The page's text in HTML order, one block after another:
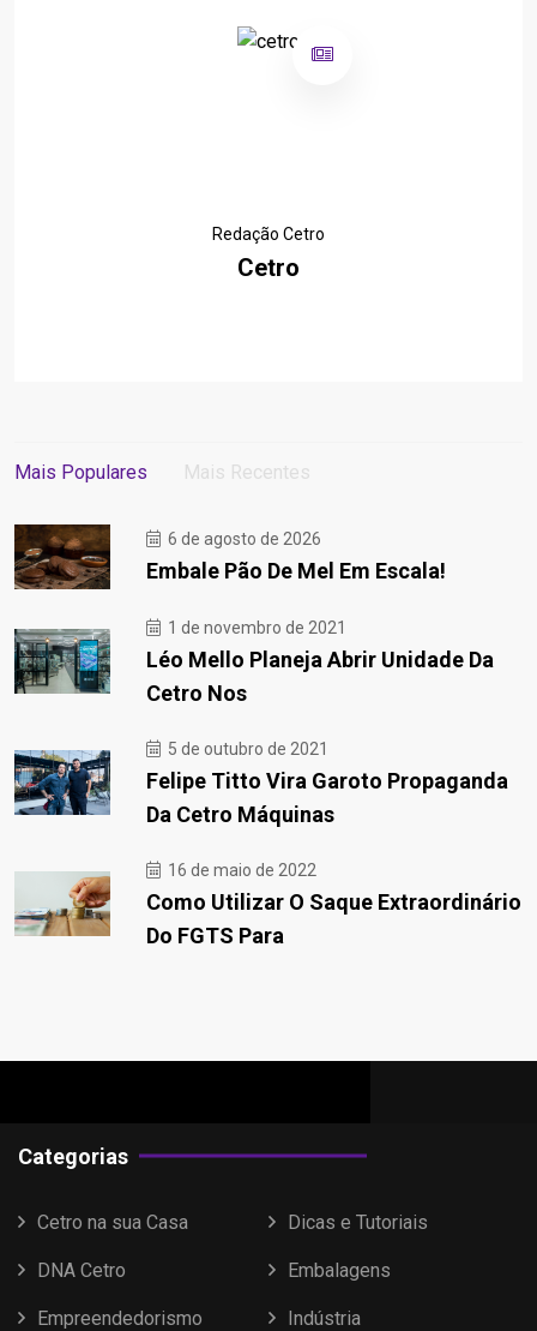
Redação Cetro
Cetro
Mais Populares Mais Recentes
6 de agosto de 2026
Embale Pão De Mel Em Escala!
1 de novembro de 2021
Léo Mello Planeja Abrir Unidade Da
Cetro Nos
5 de outubro de 2021
Felipe Titto Vira Garoto Propaganda
Da Cetro Máquinas
16 de maio de 2022
Como Utilizar O Saque Extraordinário
Do FGTS Para
Categorias
Cetro na sua Casa Dicas e Tutoriais
DNA Cetro Embalagens
Empreendedorismo Indústria